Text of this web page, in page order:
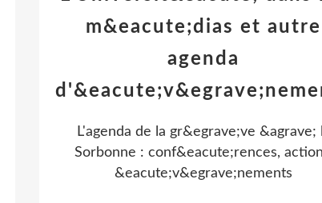
m&eacute;dias et autre
agenda
L'agenda de la gr&egrave;ve &agrave;
Sorbonne : conf&eacute;rences,
&eacute;v&egrave;nements